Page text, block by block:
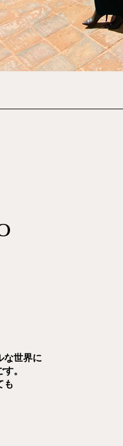
な世界に
。
も